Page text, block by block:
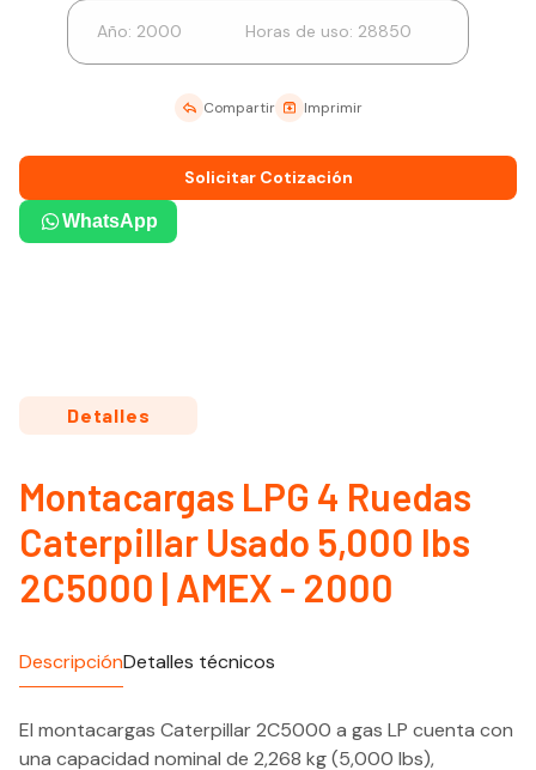
Año: 2000 Horas de uso: 28850
Compartir Imprimir
Solicitar Cotización
WhatsApp
Detalles
Montacargas LPG 4 Ruedas
Caterpillar Usado 5,000 lbs
2C5000 | AMEX - 2000
DescripciónDetalles técnicos
El montacargas Caterpillar 2C5000 a gas LP cuenta con
una capacidad nominal de 2,268 kg (5,000 lbs),